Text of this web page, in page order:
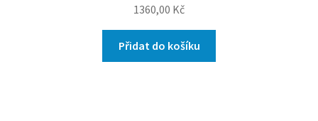
1360,00 Kč
Přidat do košíku